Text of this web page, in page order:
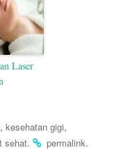
Laser
, kesehatan gigi,
sehat. permalink.